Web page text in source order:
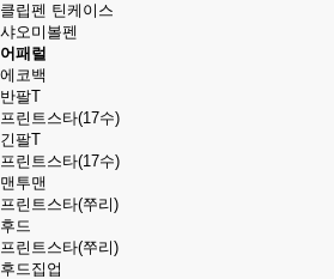
클립펜 틴케이스
샤오미볼펜
어패럴
에코백
반팔T
프린트스타(17수)
긴팔T
프린트스타(17수)
맨투맨
프린트스타(쭈리)
후드
프린트스타(쭈리)
후드집업